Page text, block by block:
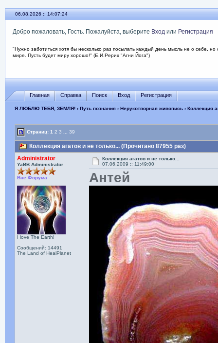
06.08.2026 :: 14:07:26
Добро пожаловать, Гость. Пожалуйста, выберите Входили Регистрация
"Нужно заботиться хотя бы несколько раз посылать каждый день мысль не о себе, но
мире. Пусть будет миру хорошо!" (Е.И.Рерих "Агни Йога")
Главная Справка Поиск Вход Регистрация
Я ЛЮБЛЮ ТЕБЯ, ЗЕМЛЯ!› Путь познания› Нерукотворная живопись› Коллекция
Страниц:1 2 3 39
Коллекция агатов и не только... (Прочитано 87955 раз)
Administrator
YaBB Administrator
Вне Форума
I love The Earth!
Сообщений: 14491
The Land of HealPlanet
Коллекция агатов и не только...
07.06.2009 :: 11:49:00
Антей